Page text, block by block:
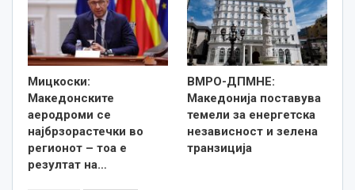
Мицкоски:
Македонските
аеродроми се
најбрзорастечки во
регионот – тоа е
резултат на…
ВМРО-ДПМНЕ:
Македонија поставува
темели за енергетска
независност и зелена
транзиција